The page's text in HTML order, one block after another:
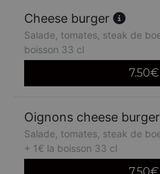
Cheese burger
Salade, tomates, steak de
boisson 33 cl
7.50€
Oignons cheese burger
Salade, tomates, steak de
+ 1€ la boisson 33 cl